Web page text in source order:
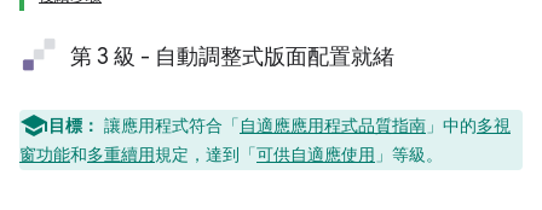
第 3 級 - 自動調整式版面配置就緒
目標： 讓應用程式符合「自適應應用程式品質指南 」中的多視
窗功能和多重續用規定，達到「可供自適應使用 」等級。